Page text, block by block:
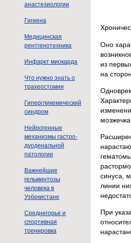
анастезиологии
Гигиена
Медицинская
рентгенотехника
Инфаркт миокарда
Что нужно знать о
трахеостомии
Гипергликемический
синдром
Нейрогенные
механизмы гастро-
дуоденальной
патологии
Важнейшие
гельминтозы
человека в
Узбекистане
Среднегорье и
спортивная
тренировка
Оно
из
на
синуса,
линии
При